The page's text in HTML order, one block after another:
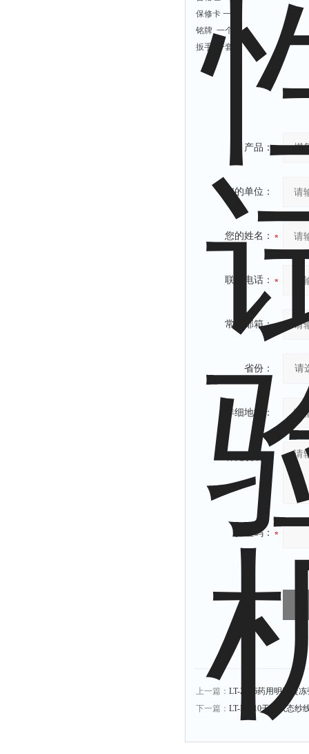
保修卡 一个
铭牌 一个
扳手
一套
产品：
您的单位：
您的姓名：
联系电话：
常用邮箱：
省份：
详细地址：
验证码：
上一篇： LT-Z456药用明胶凝
下一篇： LT-F1010干湿状态纱